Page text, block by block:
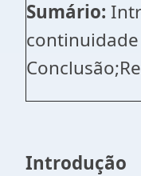
Sumário:
Introdução